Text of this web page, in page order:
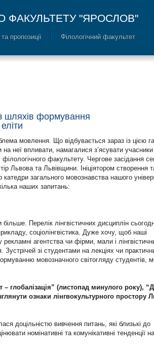
ФАКУЛЬТЕТУ "ЯРОСЛОВ"
пропозиції Філологічний факультет
шляхів формування
мовлення. Що відбувається зараз із цією
неї впливати, намагалися з’ясувати учасники
філологічного факультету. Чергове засідання
Львова та Львівщини. Ініціятором створення
загального мовознавства нашого
наших запитань:
Перелік лінгвістичних дисциплін
соціолінгвістика. Дуже хочу, щоб наші
агентства чи фірми, мали і
зі студентами на лекціях чи
мовозначного світогляду студентів,
глобалізація” (листопад минулого року),
ознаки лінгвокультурного простору
доцільністю вивчення питань, які близькі до
номінативні та комунікативні тенденції